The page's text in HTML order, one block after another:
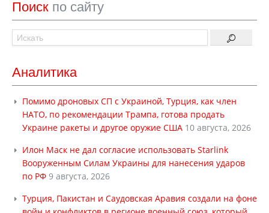
Поиск по сайту
Аналитика
Помимо дроновых СП с Украиной, Турция, как член
НАТО, по рекомендации Трампа, готова продать
Украине ракеты и другое оружие США 10 августа, 2026
Илон Маск не дал согласие использовать Starlink
Вооруженным Силам Украины для нанесения ударов
по РФ 9 августа, 2026
Турция, Пакистан и Саудовская Аравия создали на фоне